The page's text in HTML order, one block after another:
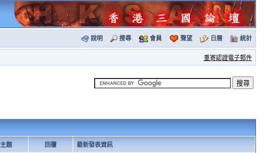
說明 搜尋 會員 聲望 日曆 統計
重寄認證電子郵件
主題 回覆 最新發表資訊